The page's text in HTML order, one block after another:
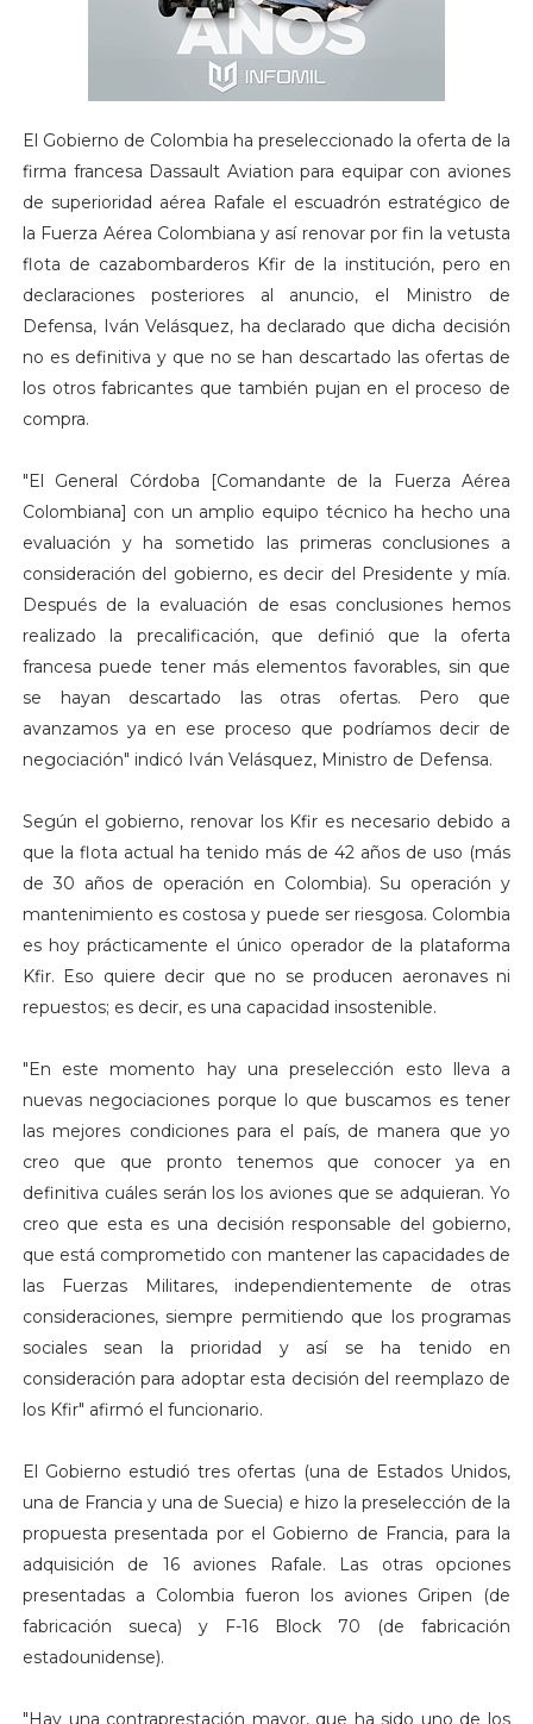
El Gobierno de Colombia ha preseleccionado la oferta de la
firma francesa Dassault Aviation para equipar con aviones
de superioridad aérea Rafale el escuadrón estratégico de
la Fuerza Aérea Colombiana y así renovar por fin la vetusta
flota de cazabombarderos Kfir de la institución, pero en
declaraciones posteriores al anuncio, el Ministro de
Defensa, Iván Velásquez, ha declarado que dicha decisión
no es definitiva y que no se han descartado las ofertas de
los otros fabricantes que también pujan en el proceso de
compra.
"El General Córdoba [Comandante de la Fuerza Aérea
Colombiana] con un amplio equipo técnico ha hecho una
evaluación y ha sometido las primeras conclusiones a
consideración del gobierno, es decir del Presidente y mía.
Después de la evaluación de esas conclusiones hemos
realizado la precalificación, que definió que la oferta
francesa puede tener más elementos favorables, sin que
se hayan descartado las otras ofertas. Pero que
avanzamos ya en ese proceso que podríamos decir de
negociación" indicó Iván Velásquez, Ministro de Defensa.
Según el gobierno, renovar los Kfir es necesario debido a
que la flota actual ha tenido más de 42 años de uso (más
de 30 años de operación en Colombia). Su operación y
mantenimiento es costosa y puede ser riesgosa. Colombia
es hoy prácticamente el único operador de la plataforma
Kfir. Eso quiere decir que no se producen aeronaves ni
repuestos; es decir, es una capacidad insostenible.
"En este momento hay una preselección esto lleva a
nuevas negociaciones porque lo que buscamos es tener
las mejores condiciones para el país, de manera que yo
creo que que pronto tenemos que conocer ya en
definitiva cuáles serán los los aviones que se adquieran. Yo
creo que esta es una decisión responsable del gobierno,
que está comprometido con mantener las capacidades de
las Fuerzas Militares, independientemente de otras
consideraciones, siempre permitiendo que los programas
sociales sean la prioridad y así se ha tenido en
consideración para adoptar esta decisión del reemplazo de
los Kfir" afirmó el funcionario.
El Gobierno estudió tres ofertas (una de Estados Unidos,
una de Francia y una de Suecia) e hizo la preselección de la
propuesta presentada por el Gobierno de Francia, para la
adquisición de 16 aviones Rafale. Las otras opciones
presentadas a Colombia fueron los aviones Gripen (de
fabricación sueca) y F-16 Block 70 (de fabricación
estadounidense).